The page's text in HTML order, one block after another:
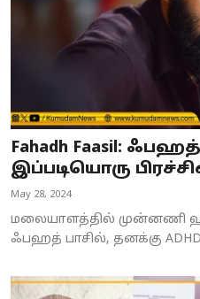
Fahadh Faasil:
இப்படியொரு
May 28, 2024
மலையாளத்தில் முன்னணி
ஃபஹத் பாசில், தனக்கு ADHD